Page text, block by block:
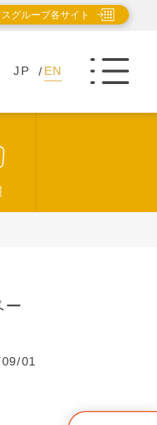
グループ各サイト
JP EN
01